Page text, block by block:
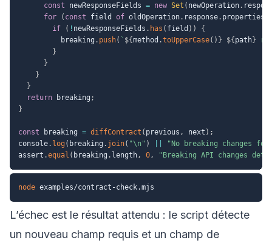
const newResponseFields = new Set ( newOperation.
for
( const field of oldOperation. response. properties
if
( ! newResponseFields . has ( field ) )
{
          breaking
. push( ` ${method .toUpperCase( ) } ${ path}
}
}
}
}
return breaking ;
}
const breaking = diffContract ( previous , next ) ;
console. log ( breaking . join( "\n" )
"No breaking changes
assert .equal ( breaking . length, 0, "Breaking API changes
node
L’échec est le résultat attendu : le script détecte
un nouveau champ requis et un champ de